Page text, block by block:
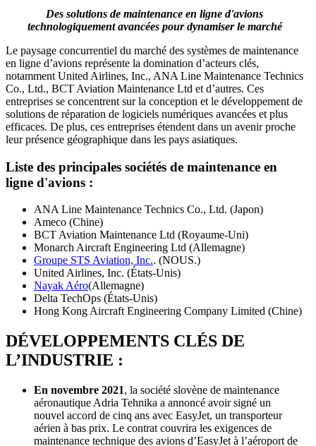
Des solutions de maintenance en ligne d'avions
technologiquement avancées pour dynamiser le marché
Le paysage concurrentiel du marché des systèmes de maintenance
en ligne d’avions représente la domination d’acteurs clés,
notamment United Airlines, Inc., ANA Line Maintenance Technics
Co., Ltd., BCT Aviation Maintenance Ltd et d’autres. Ces
entreprises se concentrent sur la conception et le développement de
solutions de réparation de logiciels numériques avancées et plus
efficaces. De plus, ces entreprises étendent dans un avenir proche
leur présence géographique dans les pays asiatiques.
Liste des principales sociétés de maintenance en
ligne d'avions :
ANA Line Maintenance Technics Co., Ltd. (Japon)
Ameco (Chine)
BCT Aviation Maintenance Ltd (Royaume-Uni)
Monarch Aircraft Engineering Ltd (Allemagne)
Groupe STS Aviation, Inc.. (NOUS.)
United Airlines, Inc. (États-Unis)
Nayak Aéro(Allemagne)
Delta TechOps (États-Unis)
Hong Kong Aircraft Engineering Company Limited (Chine)
DÉVELOPPEMENTS CLÉS DE
L’INDUSTRIE :
En novembre 2021, la société slovène de maintenance
aéronautique Adria Tehnika a annoncé avoir signé un
nouvel accord de cinq ans avec EasyJet, un transporteur
aérien à bas prix. Le contrat couvrira les exigences de
maintenance technique des avions d’EasyJet à l’aéroport de